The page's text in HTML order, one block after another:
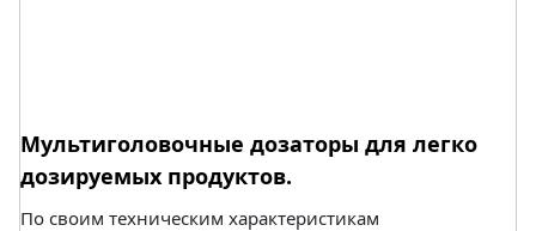
Мультиголовочные дозаторы для легко
дозируемых продуктов.
По своим техническим характеристикам